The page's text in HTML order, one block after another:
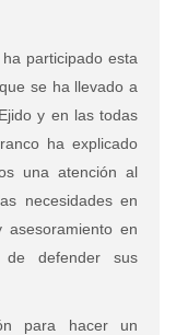
participado esta
se ha llevado a
y en las todas
ha explicado
una atención al
necesidades en
asesoramiento en
defender sus
para hacer un